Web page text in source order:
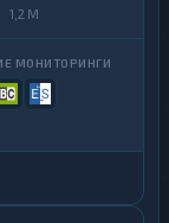
1,2 M